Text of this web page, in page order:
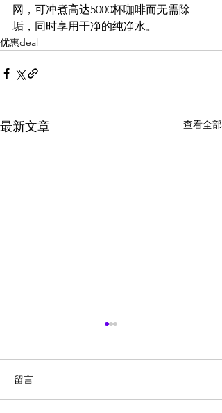
网，可冲煮高达5000杯咖啡而无需除
垢，同时享用干净的纯净水。
优惠deal
最新文章 查看全部
留言